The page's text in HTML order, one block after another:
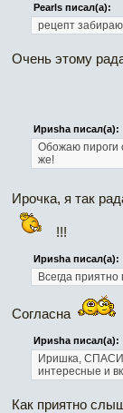
Pearls писал(а):
рецепт
Очень этому
Ириshа писал(а):
Обожаю пироги
же!
Ирочка, я так
!!!
Ириshа писал(а):
Всегда приятно
Согласна
Ириshа писал(а):
Иришка,
интересные и
Как приятно